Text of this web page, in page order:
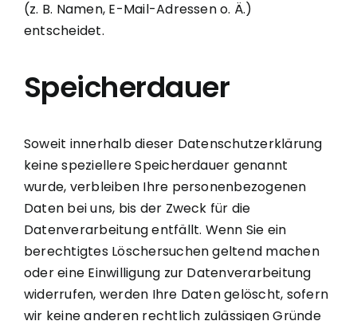
(z. B. Namen, E-Mail-Adressen o. Ä.)
entscheidet.
Speicherdauer
Soweit innerhalb dieser Datenschutzerklärung
keine speziellere Speicherdauer genannt
wurde, verbleiben Ihre personenbezogenen
Daten bei uns, bis der Zweck für die
Datenverarbeitung entfällt. Wenn Sie ein
berechtigtes Löschersuchen geltend machen
oder eine Einwilligung zur Datenverarbeitung
widerrufen, werden Ihre Daten gelöscht, sofern
wir keine anderen rechtlich zulässigen Gründe